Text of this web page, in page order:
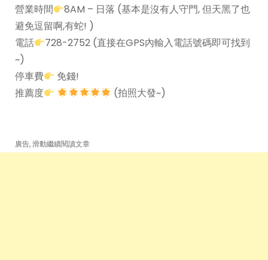
營業時間
8AM – 日落 (基本是沒有人守門, 但天黑了也
避免逗留啊,有蛇! )
電話
728-2752 (直接在GPS內輸入電話號碼即可找到
~)
停車費
免錢!
推薦度
(拍照大發~)
廣告, 滑動繼續閱讀文章